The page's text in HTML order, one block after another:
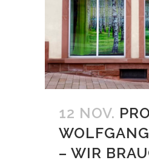
12 NOV.
– WIR